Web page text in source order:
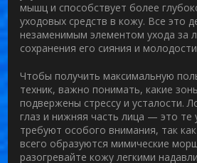
мышц и способствует более
уходовых средств в кожу. Все это
незаменимым элементом ухода за
сохранения его сияния и
Чтобы получить максимальную
техник, важно понимать, какие
подвержены стрессу и усталости.
глаз и нижняя часть лица — это те
требуют особого внимания, так
всего образуются мимические
разогревайте кожу легкими